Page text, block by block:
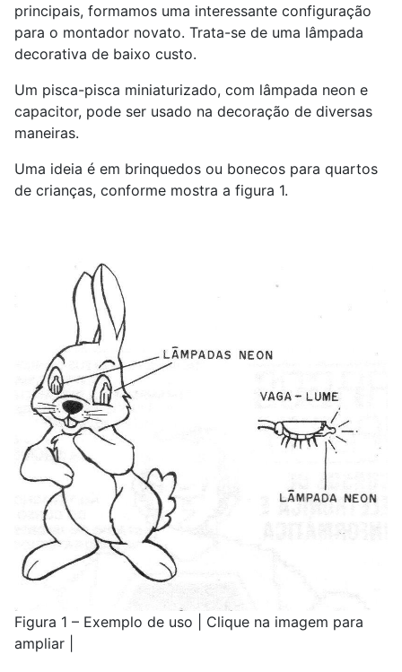
principais, formamos uma interessante configuração
para o montador novato. Trata-se de uma lâmpada
decorativa de baixo custo.
Um pisca-pisca miniaturizado, com lâmpada neon e
capacitor, pode ser usado na decoração de diversas
maneiras.
Uma ideia é em brinquedos ou bonecos para quartos
de crianças, conforme mostra a figura 1.
Figura 1 – Exemplo de uso | Clique na imagem para
ampliar |